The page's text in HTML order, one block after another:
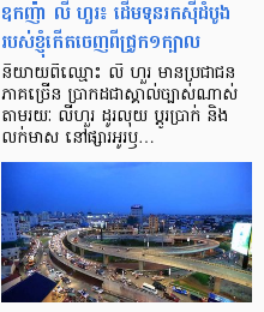
ឧកញ៉ា លី ហួរ៖ ដើមទុនរកស៊ីដំបូង
របស់ខ្ញុំកើតចេញពីជ្រូក១ក្បាល
និយាយ​ពី​ឈ្មោះ លី ហួរ មាន​ប្រជាជន​
ភាគ​ច្រើន ប្រាកដ​ជា​ស្គាល់​ច្បាស់​ណាស់
តាមរយៈ លីហួរ ដូរ​លុយ ប្តូរ​បា្រក់ និង​
លក់​មាស នៅ​ផ្សារ​អូរ​ឫ…